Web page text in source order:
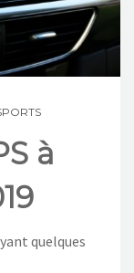
à
quelques